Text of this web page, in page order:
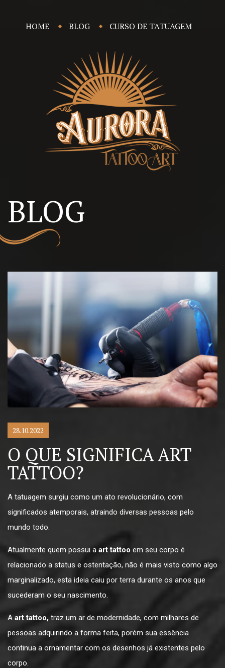
HOME BLOG CURSO DE TATUAGEM
BLOG
28.10.2022
O QUE SIGNIFICA ART
TATTOO?
A tatuagem surgiu como um ato revolucionário, com
significados atemporais, atraindo diversas pessoas pelo
mundo todo.
Atualmente quem possui a art tattoo em seu corpo é
relacionado a status e ostentação, não é mais visto como algo
marginalizado, esta ideia caiu por terra durante os anos que
sucederam o seu nascimento.
A art tattoo, traz um ar de modernidade, com milhares de
pessoas adquirindo a forma feita, porém sua essência
continua a ornamentar com os desenhos já existentes pelo
corpo.